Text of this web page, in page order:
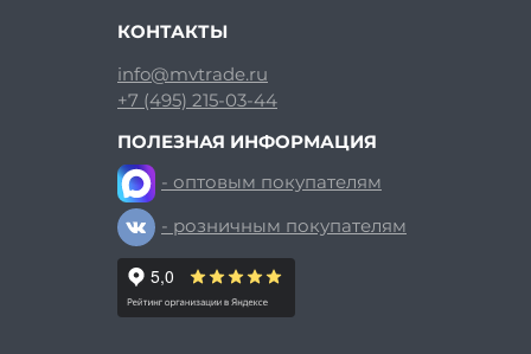
КОНТАКТЫ
info@mvtrade.ru
+7 (495) 215-03-44
ПОЛЕЗНАЯ ИНФОРМАЦИЯ
- оптовым покупателям
- розничным покупателям